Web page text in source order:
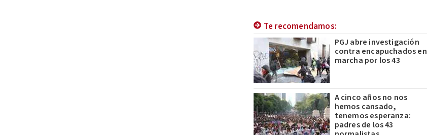
Te recomendamos:
PGJ abre investigación
contra encapuchados en
marcha por los 43
A cinco años no nos
hemos cansado,
tenemos esperanza:
padres de los 43